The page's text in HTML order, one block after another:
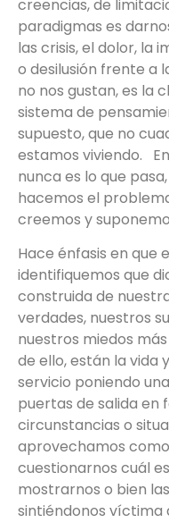
creencias, de
paradigmas es
las crisis, el dolor, la
o desilusión frente a
no nos gustan, es la
sistema de
supuesto, que no
estamos viviendo.
nunca es lo que
hacemos el
creemos y
Hace énfasis en que
identifiquemos que
construida de
verdades, nuestros
nuestros miedos
de ello, están la vida
servicio poniendo
puertas de salida en
circunstancias o
aprovechamos
cuestionarnos cuál
mostrarnos o bien
sintiéndonos víctima